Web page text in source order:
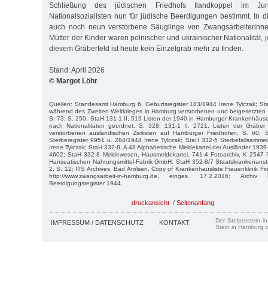
Schließung des jüdischen Friedhofs Ilandkoppel im
Nationalsozialisten nun für jüdische Beerdigungen bestimmt. In
auch noch neun verstorbene Säuglinge von
Mütter der Kinder waren polnischer und ukrainischer Nationalität,
diesem Gräberfeld ist heute kein Einzelgrab mehr zu finden.
Stand: April 2026
© Margot Löhr
Quellen: Standesamt Hamburg 6, Geburtsregister 183/1944 Irene Tylczak;
während des Zweiten Weltkrieges in Hamburg verstorbenen und beigesetzten
S. 73, S. 250; StaH 131-1 II, 519 Listen der 1940 in Hamburger
nach Nationalitäten geordnet, S. 328; 131-1 II, 2721, Listen der Gräber
verstorbenen ausländischen Zivilisten auf Hamburger Friedhöfen, S. 60;
Sterberegister 9951 u. 284/1944 Irene Tylczak; StaH 332-5
Irene Tylczak; StaH 332-8, A 48 Alphabetische Meldekartei der Ausländer
4602; StaH 332-8 Meldewesen, Hausmeldekartei, 741-4 Fotoarchiv, K
Hanseatischen Nahrungsmittel-Fabrik GmbH; StaH 352-8/7
2, S. 12; ITS Archives, Bad Arolsen, Copy of Krankenhausliste Frauenklinik
http://www.zwangsarbeit-in-hamburg.de, einges. 17.2.2016; Archiv
Beerdigungsregister 1944.
druckansicht / Seitenanfang
IMPRESSUM / DATENSCHUTZ KONTAKT
Der Stolperstein
Stein in Hamburg